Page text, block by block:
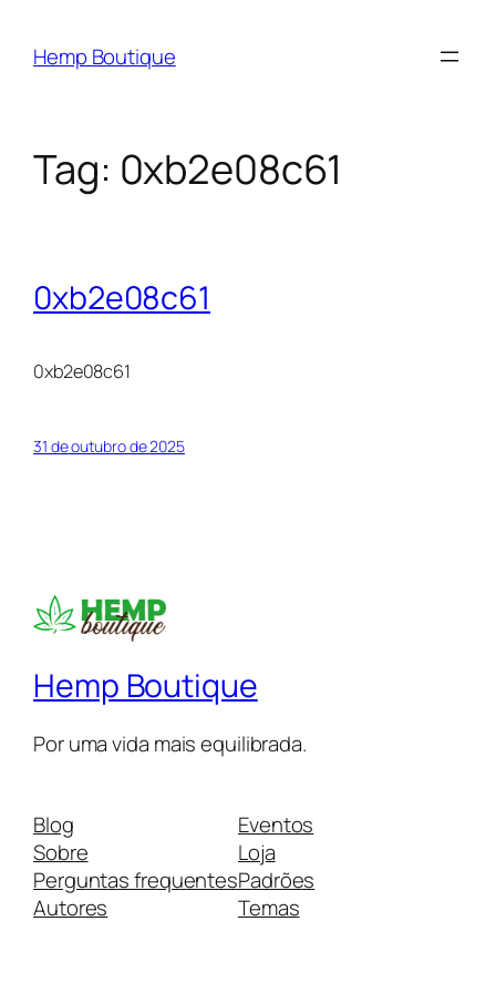
Hemp Boutique
Tag: 0xb2e08c61
0xb2e08c61
0xb2e08c61
31 de outubro de 2025
Hemp Boutique
Por uma vida mais equilibrada.
Blog
Sobre
Perguntas frequentes
Autores
Eventos
Loja
Padrões
Temas